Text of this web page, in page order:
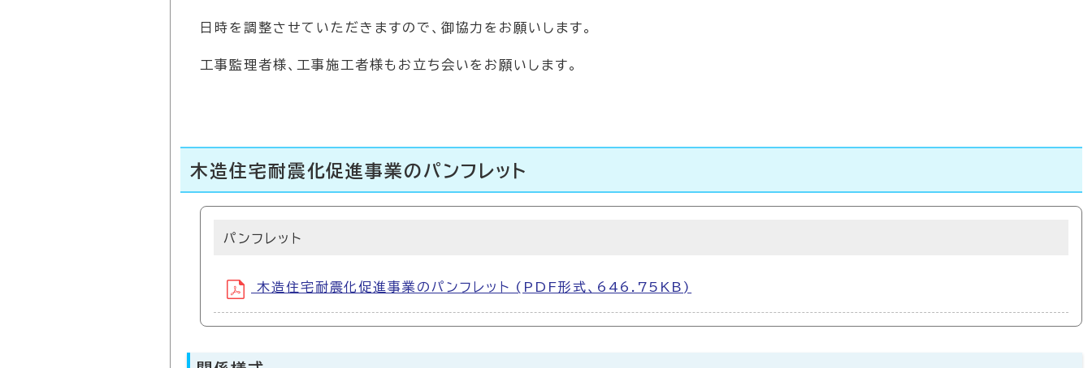
日時を調整させていただきますので、御協力をお願いします。
工事監理者様、工事施工者様もお立ち会いをお願いします。
木造住宅耐震化促進事業のパンフレット
パンフレット
木造住宅耐震化促進事業のパンフレット (PDF形式、646.75KB)